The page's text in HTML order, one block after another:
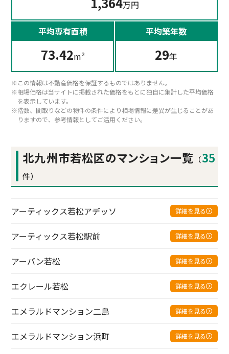
万円
平均専有面積
73.42m²
平均築年数
29年
この情報は不動産価格を保証するものではありません。
相場価格は当サイトに掲載された価格をもとに独自に集計した平均価格
を表示しています。
階数、間取りなどの物件の条件により相場情報に差異が生じることがあ
りますので、参考情報としてご活用ください。
北九州市若松区のマンション一覧 （35
件）
アーティックス若松アデッソ 詳細を見る
アーティックス若松駅前 詳細を見る
アーバン若松 詳細を見る
エクレール若松 詳細を見る
エメラルドマンション二島 詳細を見る
エメラルドマンション浜町 詳細を見る